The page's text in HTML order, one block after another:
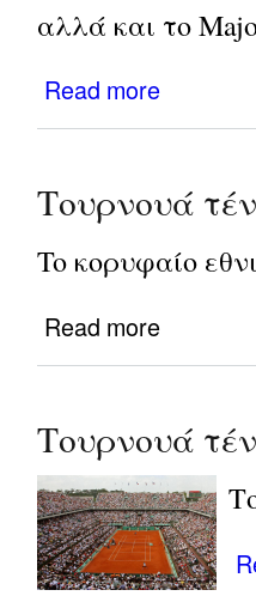
αλλά και το
Read more
Τουρνουά
To κορυφαίο
Read more
Τουρνουά